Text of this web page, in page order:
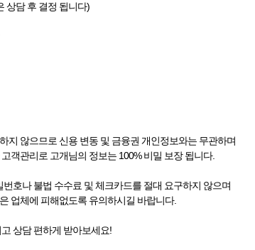
상담 후 결정 됩니다)
지 않으므로 신용 변동 및 금융권 개인정보와는 무관하며
객관리로 고개님의 정보는 100% 비밀 보장 됩니다.
번호나 불법 수수료 및 체크카드를 절대 요구하지 않으며
업체에 피해없도록 유의하시길 바랍니다.
상담 편하게 받아보세요!